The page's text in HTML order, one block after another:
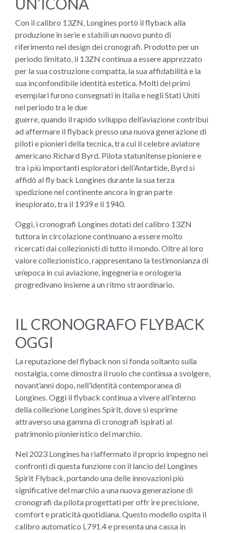
Con il calibro 13ZN, Longines portò il flyback alla
produzione in serie e stabilì un nuovo punto di
riferimento nel design dei cronografi. Prodotto per un
periodo limitato, il 13ZN continua a essere apprezzato
per la sua costruzione compatta, la sua affidabilità e la
sua inconfondibile identità estetica. Molti dei primi
esemplari furono consegnati in Italia e negli Stati Uniti
nel periodo tra le due
guerre, quando il rapido sviluppo dell’aviazione contribuì
ad affermare il flyback presso una nuova generazione di
piloti e pionieri della tecnica, tra cui il celebre aviatore
americano Richard Byrd. Pilota statunitense pioniere e
tra i più importanti esploratori dell’Antartide, Byrd si
affidò al fly back Longines durante la sua terza
spedizione nel continente ancora in gran parte
inesplorato, tra il 1939 e il 1940.
Oggi, i cronografi Longines dotati del calibro 13ZN
tuttora in circolazione continuano a essere molto
ricercati dai collezionisti di tutto il mondo. Oltre al loro
valore collezionistico, rappresentano la testimonianza di
un’epoca in cui aviazione, ingegneria e orologeria
progredivano insieme a un ritmo straordinario.
IL CRONOGRAFO FLYBACK
OGGI
La reputazione del flyback non si fonda soltanto sulla
nostalgia, come dimostra il ruolo che continua a svolgere,
novant’anni dopo, nell’identità contemporanea di
Longines. Oggi il flyback continua a vivere all’interno
della collezione Longines Spirit, dove si esprime
attraverso una gamma di cronografi ispirati al
patrimonio pionieristico del marchio.
Nel 2023 Longines ha riaffermato il proprio impegno nei
confronti di questa funzione con il lancio del Longines
Spirit Flyback, portando una delle innovazioni più
significative del marchio a una nuova generazione di
cronografi da pilota progettati per offr ire precisione,
comfort e praticità quotidiana. Questo modello ospita il
calibro automatico L791.4 e presenta una cassa in